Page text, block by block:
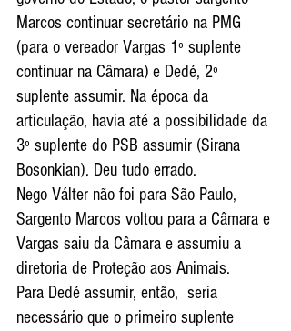
Marcos continuar secretário na PMG
(para o vereador Vargas 1º suplente
continuar na Câmara) e Dedé, 2º
suplente assumir. Na época da
articulação, havia até a possibilidade da
3º suplente do PSB assumir (Sirana
Bosonkian). Deu tudo errado.
Nego Válter não foi para São Paulo,
Sargento Marcos voltou para a Câmara e
Vargas saiu da Câmara e assumiu a
diretoria de Proteção aos Animais.
Para Dedé assumir, então,  seria
necessário que o primeiro suplente